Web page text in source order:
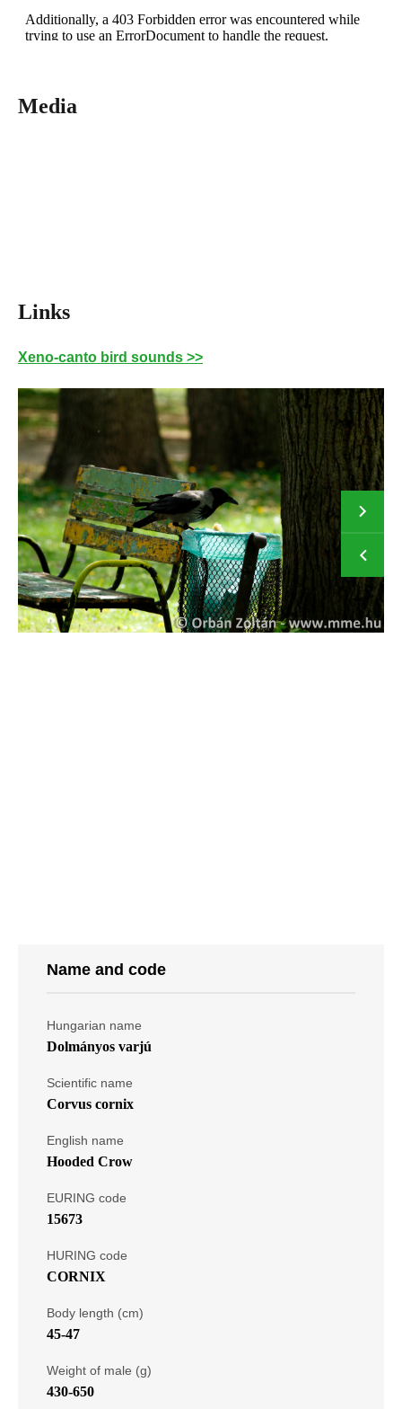
Media
Links
Xeno-canto bird sounds >>
Name and code
Hungarian name
Dolmányos varjú
Scientific name
Corvus cornix
English name
Hooded Crow
EURING code
15673
HURING code
CORNIX
Body length (cm)
45-47
Weight of male (g)
430-650